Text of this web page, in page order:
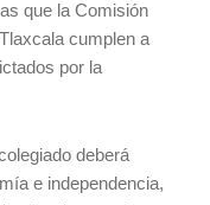
que la Comisión
cumplen a
por la
deberá
e independencia,